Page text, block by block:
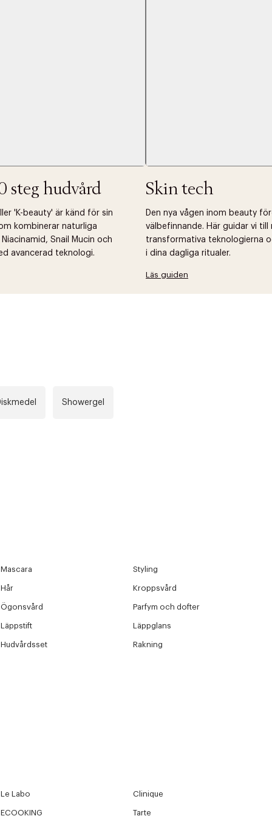
steg hudvård
'K-beauty' är känd för sin
kombinerar naturliga
Snail Mucin och
avancerad teknologi.
Skin tech
Den nya vågen inom beauty
välbefinnande. Här guidar vi till
transformativa teknologierna
i dina dagliga ritualer.
Läs guiden
Showergel
Mascara Styling
Hår Kroppsvård
Ögonsvård Parfym och dofter
Läppstift Läppglans
Hudvårdsset Rakning
Le Labo Clinique
ECOOKING Tarte